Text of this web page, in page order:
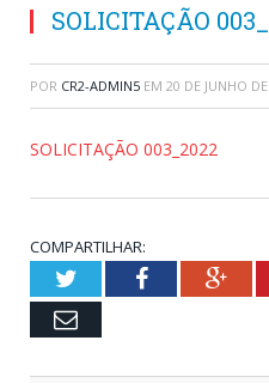
SOLICITAÇÃO
POR CR2-ADMIN5 EM 20 DE JUNHO
SOLICITAÇÃO 003_2022
COMPARTILHAR:
TwitterFacebook
Email